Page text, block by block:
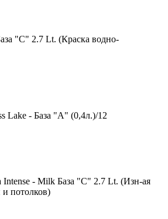
"C" 2.7 Lt. (Краска водно-
Lake - База "A" (0,4л.)/12
- Milk База "C" 2.7 Lt. (Изн-ая
и потолков)